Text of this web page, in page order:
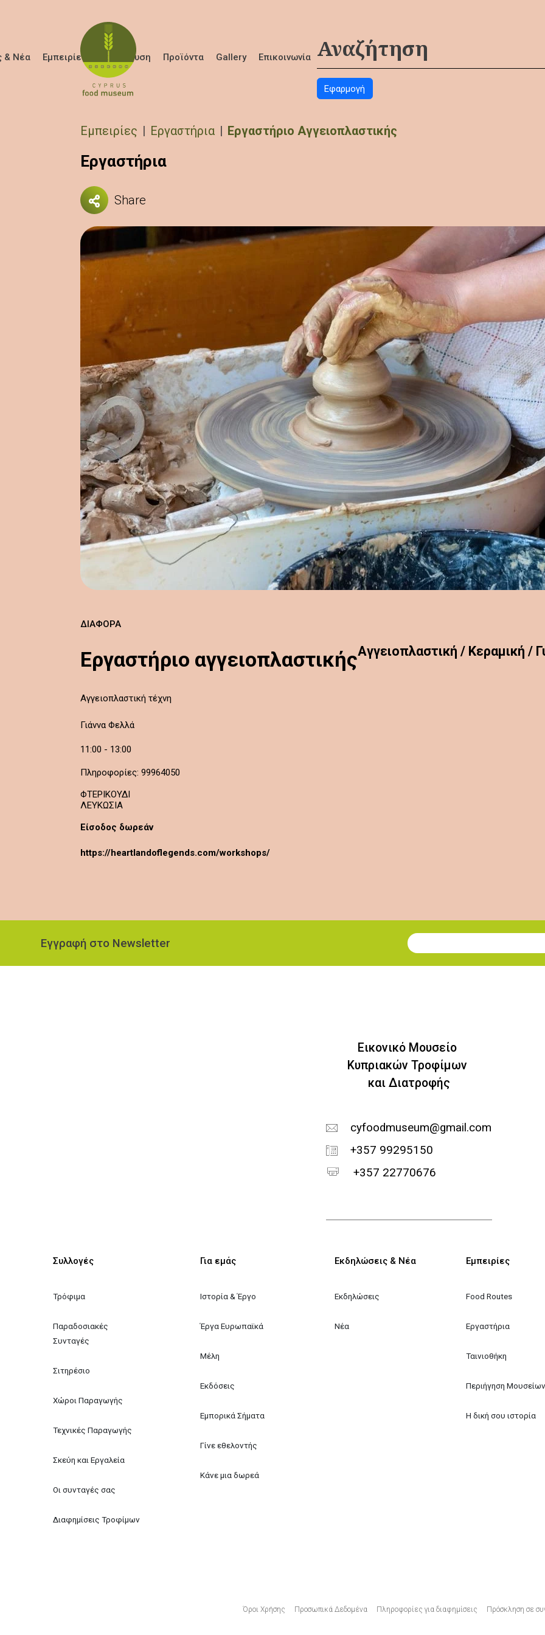
& Νέα Εμπειρίες Εκπαίδευση Προϊόντα Gallery Επικοινωνία
Breadcrumb
Εμπειρίες Εργαστήρια Εργαστήριο Αγγειοπλαστικής
Εργαστήρια
Share
ΔΙΆΦΟΡΑ
Εργαστήριο αγγειοπλαστικήςAγγειοπλαστική / Κεραμική /
Αγγειοπλαστική τέχνη
Γιάννα Φελλά
11:00 - 13:00
Πληροφορίες: 99964050
ΦΤΕΡΙΚΟΥΔΙ
ΛΕΥΚΩΣΙΑ
Είσοδος δωρεάν
https://heartlandoflegends.com/workshops/
Εγγραφή στο Newsletter
Εγγραφή στο Newsletter
Εικονικό Μουσείο
Κυπριακών Τροφίμων
και Διατροφής
cyfoodmuseum@gmail.com
+357 99295150
+357 22770676
Κεντρική πλοήγηση
Συλλογές
Τρόφιμα
Παραδοσιακές
Συνταγές
Σιτηρέσιο
Χώροι Παραγωγής
Τεχνικές Παραγωγής
Σκεύη και Εργαλεία
Οι συνταγές σας
Διαφημίσεις Τροφίμων
Για εμάς
Ιστορία & Έργο
Έργα Ευρωπαϊκά
Μέλη
Εκδόσεις
Εμπορικά Σήματα
Γίνε εθελοντής
Κάνε μια δωρεά
Εκδηλώσεις & Νέα
Εκδηλώσεις
Νέα
Εμπειρίες
Food Routes
Εργαστήρια
Ταινιοθήκη
Περιήγηση Μουσείων
Η δική σου ιστορία
Υποσέλιδο
Όροι Χρήσης Προσωπικά Δεδομένα Πληροφορίες για διαφημίσεις Πρόσκληση σε